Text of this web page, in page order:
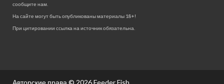
сообщите нам.
На сайте могут быть опубликованы материалы 18+!
При цитировании ссылка на источник обязательна.
Авторские права © 2026Feeder Fish.